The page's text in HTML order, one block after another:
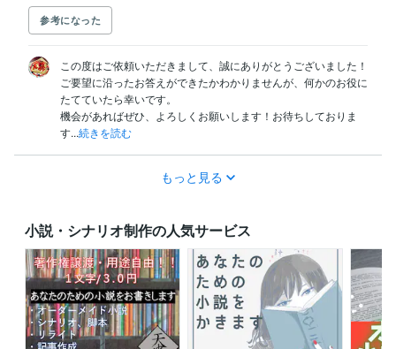
参考になった
この度はご依頼いただきまして、誠にありがとうございました！
ご要望に沿ったお答えができたかわかりませんが、何かのお役に
たてていたら幸いです。
機会があればぜひ、よろしくお願いします！お待ちしておりま
す...続きを読む
もっと見る
小説・シナリオ制作の人気サービス